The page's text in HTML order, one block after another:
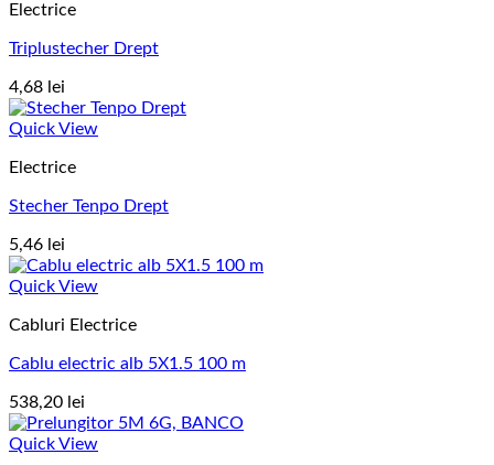
Electrice
Triplustecher Drept
4,68 lei
Quick View
Electrice
Stecher Tenpo Drept
5,46 lei
Quick View
Cabluri Electrice
Cablu electric alb 5X1.5 100 m
538,20 lei
Quick View